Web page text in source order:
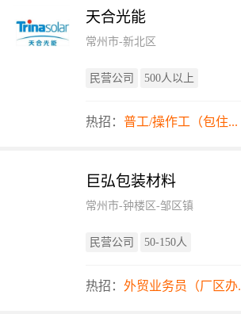
天合光能
常州市-新北区
民营公司 500人以上
热招： 普工/操作工（包住...
巨弘包装材料
常州市-钟楼区-邹区镇
民营公司 50-150人
热招： 外贸业务员（厂区办